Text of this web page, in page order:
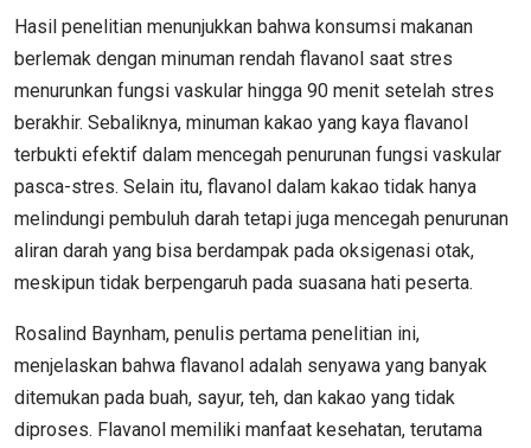
Hasil penelitian menunjukkan bahwa konsumsi makanan
berlemak dengan minuman rendah flavanol saat stres
menurunkan fungsi vaskular hingga 90 menit setelah stres
berakhir. Sebaliknya, minuman kakao yang kaya flavanol
terbukti efektif dalam mencegah penurunan fungsi vaskular
pasca-stres. Selain itu, flavanol dalam kakao tidak hanya
melindungi pembuluh darah tetapi juga mencegah penurunan
aliran darah yang bisa berdampak pada oksigenasi otak,
meskipun tidak berpengaruh pada suasana hati peserta.
Rosalind Baynham, penulis pertama penelitian ini,
menjelaskan bahwa flavanol adalah senyawa yang banyak
ditemukan pada buah, sayur, teh, dan kakao yang tidak
diproses. Flavanol memiliki manfaat kesehatan, terutama